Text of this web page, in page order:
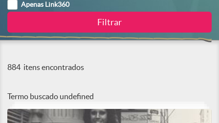
Apenas Link360
884 itens encontrados
Termo buscado undefined